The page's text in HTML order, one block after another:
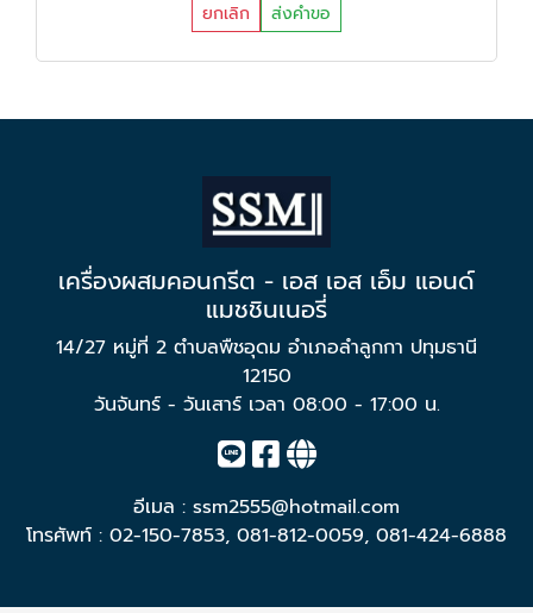
ยกเลิก ส่งคำขอ
เครื่องผสมคอนกรีต - เอส เอส เอ็ม แอนด์
แมชชินเนอรี่
14/27 หมู่ที่ 2 ตำบลพืชอุดม อำเภอลำลูกกา ปทุมธานี
12150
วันจันทร์ - วันเสาร์ เวลา 08:00 - 17:00 น.
อีเมล : ssm2555@hotmail.com
โทรศัพท์ : 02-150-7853, 081-812-0059, 081-424-6888